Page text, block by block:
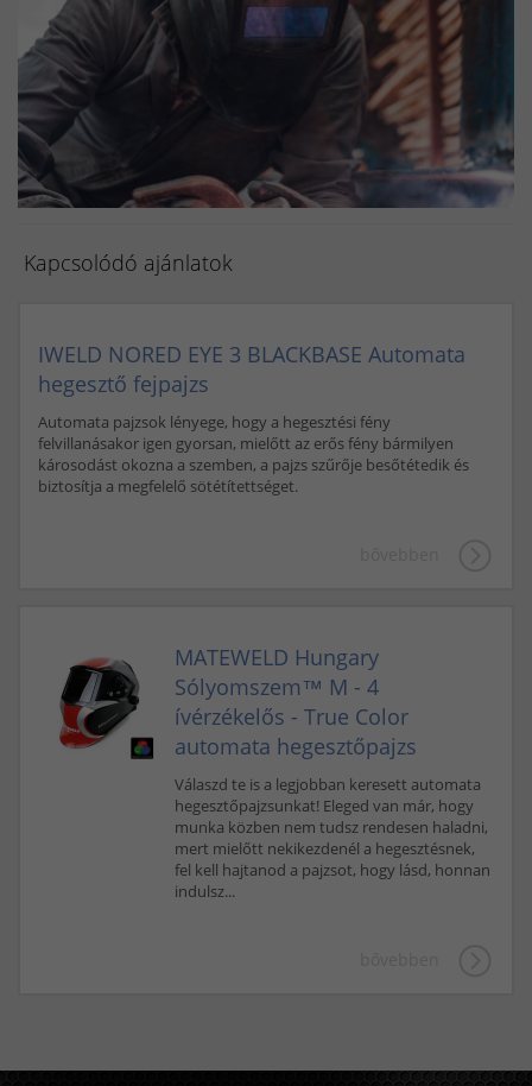
Sólyomszem always on display
amoled
minőségi hegesztőgép
plazmavágók
plazmavágógép
plazma vago
iweld cut
awi hegesztő
awi hegesztés
hegesztő
iweld pocketmig
Kapcsolódó ajánlatok
IWELD NORED EYE 3 BLACKBASE Automata
hegesztő fejpajzs
Automata pajzsok lényege, hogy a hegesztési fény
felvillanásakor igen gyorsan, mielőtt az erős fény bármilyen
károsodást okozna a szemben, a pajzs szűrője besőtétedik és
biztosítja a megfelelő sötétítettséget.
MATEWELD Hungary
Sólyomszem™ M - 4
ívérzékelős - True Color
automata hegesztőpajzs
Válaszd te is a legjobban keresett automata
hegesztőpajzsunkat! Eleged van már, hogy
munka közben nem tudsz rendesen haladni,
mert mielőtt nekikezdenél a hegesztésnek,
fel kell hajtanod a pajzsot, hogy lásd, honnan
indulsz...